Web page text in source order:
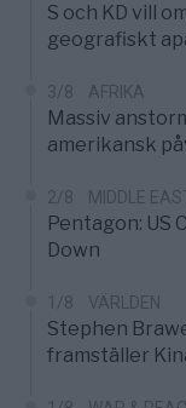
S och KD vill
geografiskt
3/8 AFRIKA
Massiv
amerikansk
2/8 MIDDLE
Pentagon: US
Down
1/8 VÄRLDEN
Stephen
framställer